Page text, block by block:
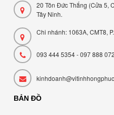
20 Tôn Đức Thắng (Cửa 5,
Tây Ninh.
Chi nhánh: 1063A, CMT8,
093 444 5354 - 097 888
BẢN ĐỒ